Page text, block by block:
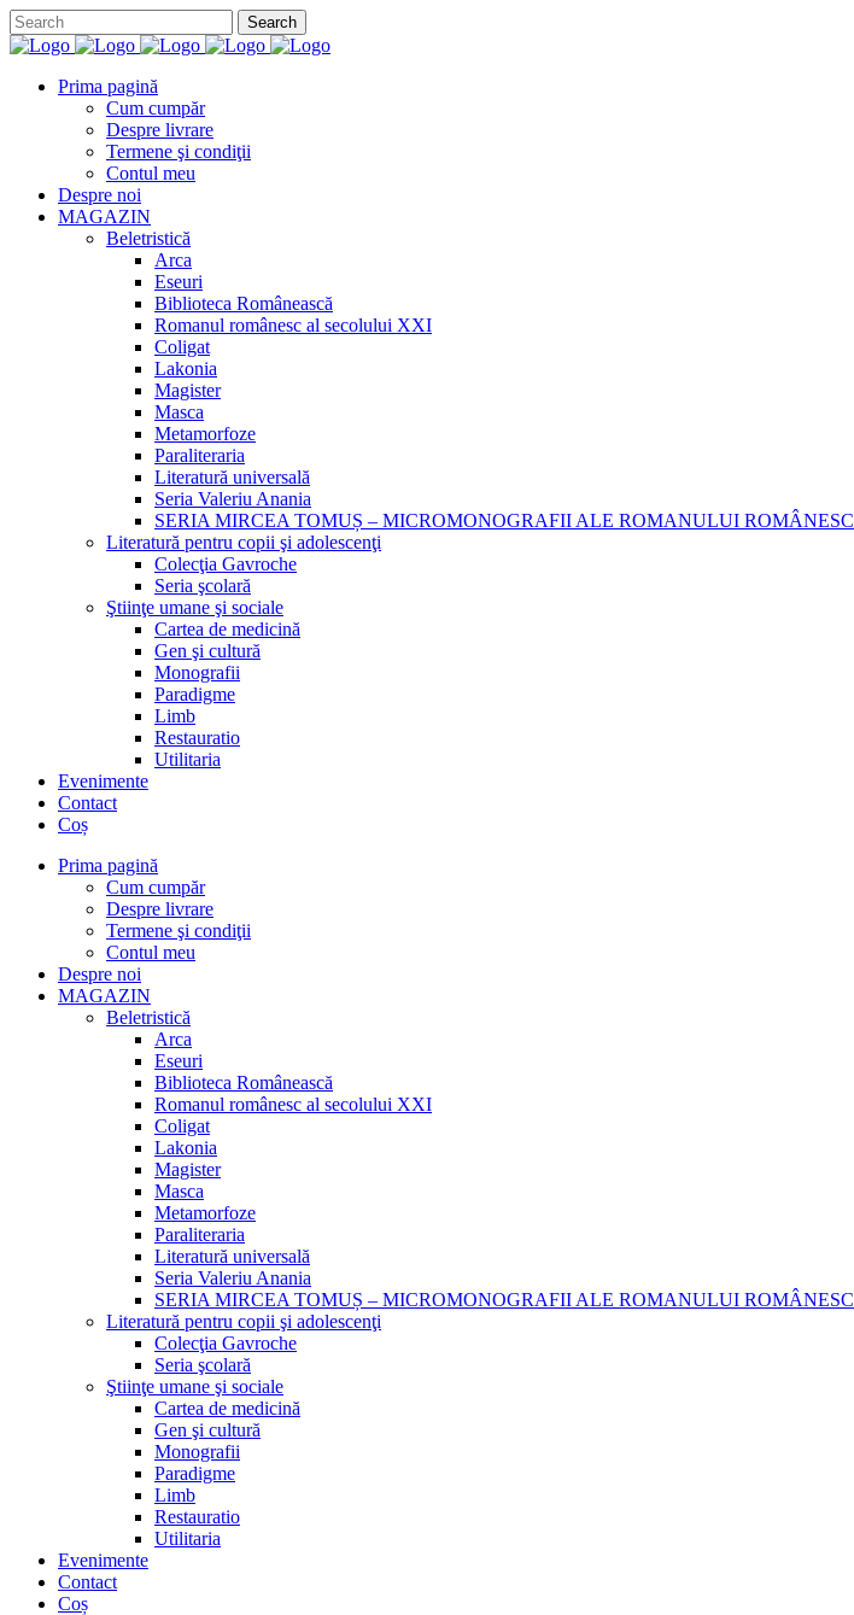
Prima pagină
Cum cumpăr
Despre livrare
Termene şi condiţii
Contul meu
Despre noi
MAGAZIN
Beletristică
Arca
Eseuri
Biblioteca Românească
Romanul românesc al secolului XXI
Coligat
Lakonia
Magister
Masca
Metamorfoze
Paraliteraria
Literatură universală
Seria Valeriu Anania
SERIA MIRCEA TOMUȘ – MICROMONOGRAFII ALE ROMANULUI ROMÂNESC
Literatură pentru copii şi adolescenţi
Colecţia Gavroche
Seria şcolară
Ştiinţe umane şi sociale
Cartea de medicină
Gen şi cultură
Monografii
Paradigme
Limb
Restauratio
Utilitaria
Evenimente
Contact
Coș
Prima pagină
Cum cumpăr
Despre livrare
Termene şi condiţii
Contul meu
Despre noi
MAGAZIN
Beletristică
Arca
Eseuri
Biblioteca Românească
Romanul românesc al secolului XXI
Coligat
Lakonia
Magister
Masca
Metamorfoze
Paraliteraria
Literatură universală
Seria Valeriu Anania
SERIA MIRCEA TOMUȘ – MICROMONOGRAFII ALE ROMANULUI ROMÂNESC
Literatură pentru copii şi adolescenţi
Colecţia Gavroche
Seria şcolară
Ştiinţe umane şi sociale
Cartea de medicină
Gen şi cultură
Monografii
Paradigme
Limb
Restauratio
Utilitaria
Evenimente
Contact
Coș